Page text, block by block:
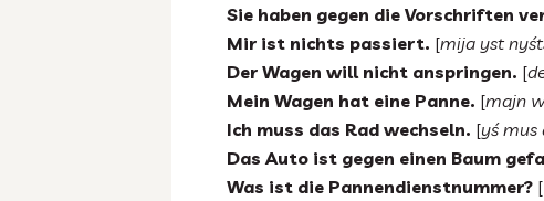
Sie haben gegen die Vorschriften
Mir ist nichts passiert. [mija yst
Der Wagen will nicht anspringen. [
Mein Wagen hat eine Panne. [majn
Ich muss das Rad wechseln. [yś mus
Das Auto ist gegen einen Baum
Was ist die Pannendienstnummer?[